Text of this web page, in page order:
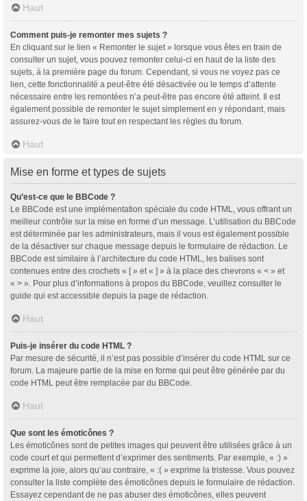
Haut
Comment puis-je remonter mes sujets ?
En cliquant sur le lien « Remonter le sujet » lorsque vous êtes en train de
consulter un sujet, vous pouvez remonter celui-ci en haut de la liste des
sujets, à la première page du forum. Cependant, si vous ne voyez pas ce
lien, cette fonctionnalité a peut-être été désactivée ou le temps d’attente
nécessaire entre les remontées n’a peut-être pas encore été atteint. Il est
également possible de remonter le sujet simplement en y répondant, mais
assurez-vous de le faire tout en respectant les règles du forum.
Haut
Mise en forme et types de sujets
Qu’est-ce que le BBCode ?
Le BBCode est une implémentation spéciale du code HTML, vous offrant un
meilleur contrôle sur la mise en forme d’un message. L’utilisation du BBCode
est déterminée par les administrateurs, mais il vous est également possible
de la désactiver sur chaque message depuis le formulaire de rédaction. Le
BBCode est similaire à l’architecture du code HTML, les balises sont
contenues entre des crochets « [ » et « ] » à la place des chevrons « < » et
« > ». Pour plus d’informations à propos du BBCode, veuillez consulter le
guide qui est accessible depuis la page de rédaction.
Haut
Puis-je insérer du code HTML ?
Par mesure de sécurité, il n’est pas possible d’insérer du code HTML sur ce
forum. La majeure partie de la mise en forme qui peut être générée par du
code HTML peut être remplacée par du BBCode.
Haut
Que sont les émoticônes ?
Les émoticônes sont de petites images qui peuvent être utilisées grâce à un
code court et qui permettent d’exprimer des sentiments. Par exemple, « :) »
exprime la joie, alors qu’au contraire, « :( » exprime la tristesse. Vous pouvez
consulter la liste complète des émoticônes depuis le formulaire de rédaction.
Essayez cependant de ne pas abuser des émoticônes, elles peuvent